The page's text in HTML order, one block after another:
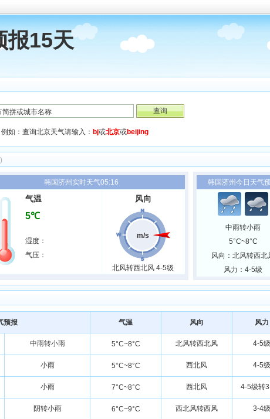
报15天
例如：查询北京天气请输入： bj或北京或beijing
韩国济州实时天气05:16
气温
5℃
湿度：
气压：
风向
m/s
北风转西北风 4-5级
韩国济州今日天气
中雨转小雨
5°C~8°C
风向：北风转西北
风力：4-5级
预报 气温 风向 风力
中雨转小雨 5°C~8°C 北风转西北风 4-5级
小雨 5°C~8°C 西北风 4-5级
小雨 7°C~8°C 西北风 4-5级转
阴转小雨 6°C~9°C 西北风转西风 3-4级